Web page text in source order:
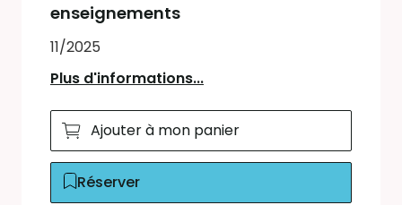
enseignements
11/2025
Plus d'informations...
Ajouter à mon panier
Réserver